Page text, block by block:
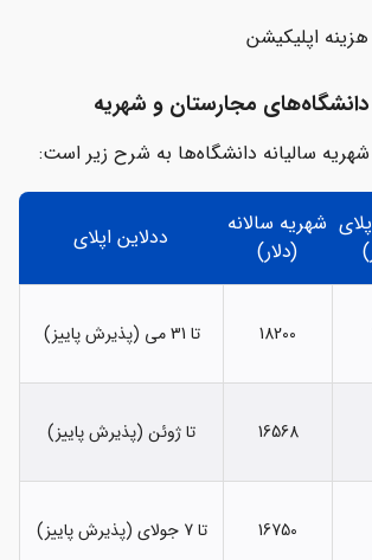
اپلیکیشن
مجارستان و شهریه
سالیانه دانشگاه‌ها به شرح زیر است:
شهریه سالانه
(دلار)
ددلاین اپلای
18200 تا 31 می (پذیرش پاییز)
16568 تا ژوئن (پذیرش پاییز)
16750 تا 7 جولای (پذیرش پاییز)